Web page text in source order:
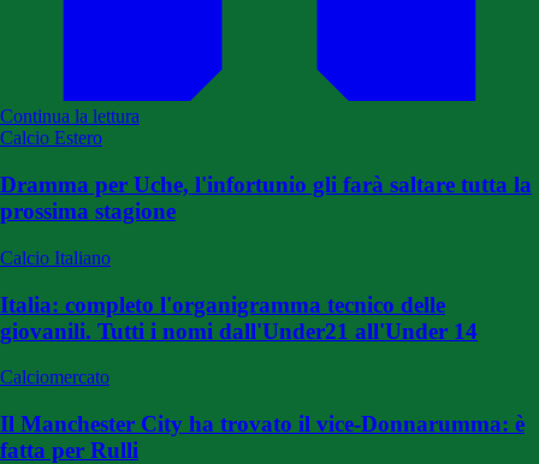
Continua la lettura
Calcio Estero
Dramma per Uche, l'infortunio gli farà saltare tutta la
prossima stagione
Calcio Italiano
Italia: completo l'organigramma tecnico delle
giovanili. Tutti i nomi dall'Under21 all'Under 14
Calciomercato
Il Manchester City ha trovato il vice-Donnarumma: è
fatta per Rulli